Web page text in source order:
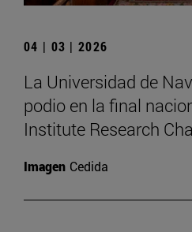
04 | 03 | 2026
La Universidad de
podio en la final
Institute Research
Imagen Cedida